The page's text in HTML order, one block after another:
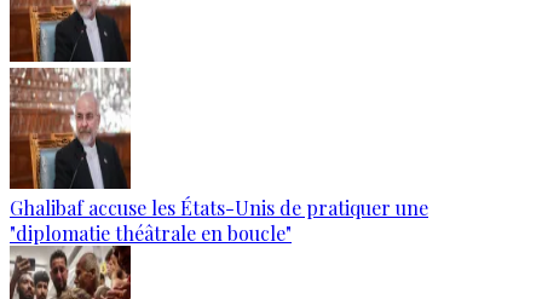
Ghalibaf accuse les États-Unis de pratiquer une
"diplomatie théâtrale en boucle"